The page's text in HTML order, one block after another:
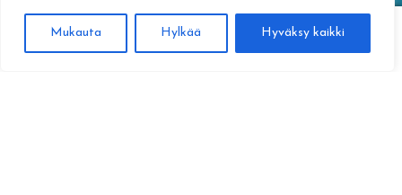
Mukauta Hylkää Hyväksy kaikki
jyvaskylan.verkkokauppa@jyvaskyla.fi
Etsi:
Haku
0